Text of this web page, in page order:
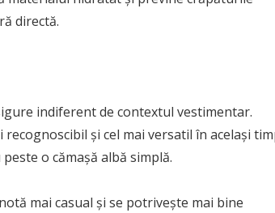
directă.
indiferent de contextul vestimentar.
și cel mai versatil în același
o cămașă albă simplă.
mai casual și se potrivește mai bine